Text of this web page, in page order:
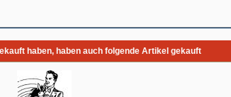
haben, haben auch folgende Artikel gekauft